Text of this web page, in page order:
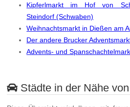
Kipferlmarkt im Hof von
Steindorf (Schwaben)
Weihnachtsmarkt in Dießen am
Der andere Brucker
Advents- und
Städte in der Nähe